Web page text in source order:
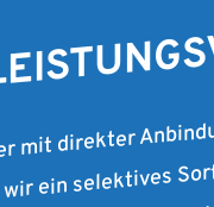
mit direkter
ein selektives